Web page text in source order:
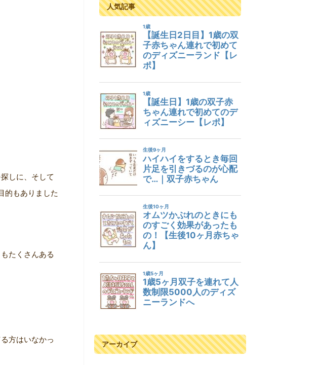
しに、そして
的もありました
たくさんある
方はいなかっ
人気記事
アーカイブ